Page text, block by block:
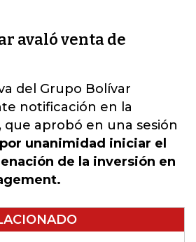
avaló venta de
del Grupo Bolívar
notificación en la
que aprobó en una sesión
por unanimidad iniciar el
de la inversión en